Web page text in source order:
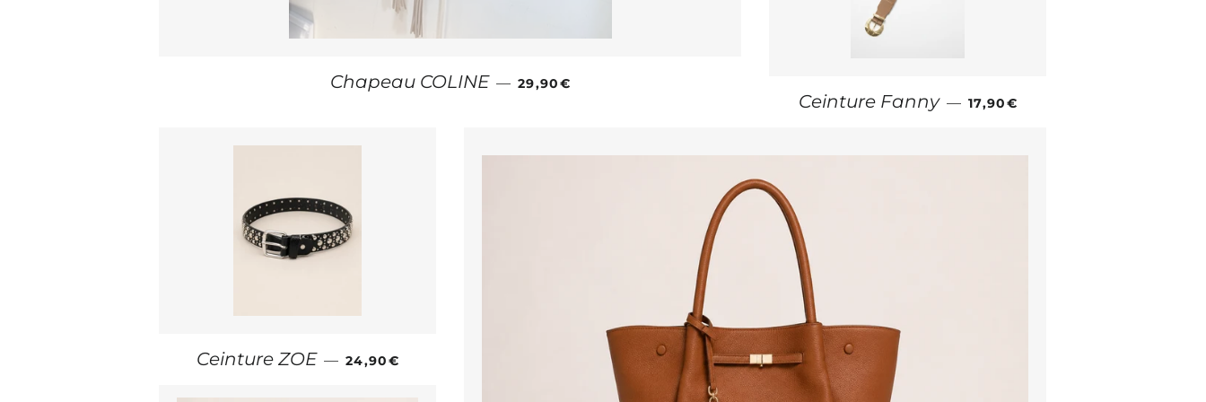
Chapeau COLINE — PRIX RÉGULIER
29,90€
Ceinture Fanny — PRIX RÉGULIER
17,90€
Ceinture ZOE — PRIX RÉGULIER
24,90€